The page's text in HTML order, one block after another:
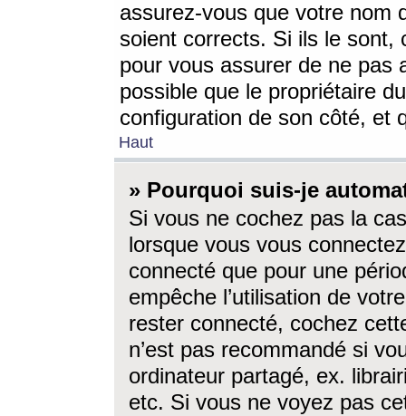
assurez-vous que votre nom
soient corrects. Si ils le sont,
pour vous assurer de ne pas
possible que le propriétaire
configuration de son côté, et
Haut
» Pourquoi suis-je
Si vous ne cochez pas la
lorsque vous vous
connecté que pour une
empêche l’utilisation de
rester connecté, cochez
n’est pas recommandé si
ordinateur partagé, ex.
etc. Si vous ne voyez pas